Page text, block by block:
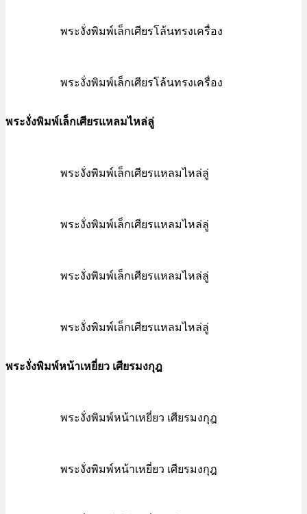
พระงั่งพิมพ์เล็กเศียรโล้นทรงเครื่อง
พระงั่งพิมพ์เล็กเศียรโล้นทรงเครื่อง
พระงั่งพิมพ์เล็กเศียรแหลมไหล่ลู่
พระงั่งพิมพ์เล็กเศียรแหลมไหล่ลู่
พระงั่งพิมพ์เล็กเศียรแหลมไหล่ลู่
พระงั่งพิมพ์เล็กเศียรแหลมไหล่ลู่
พระงั่งพิมพ์เล็กเศียรแหลมไหล่ลู่
พระงั่งพิมพ์หน้าเหยี่ยว เศียรมงกุฎ
พระงั่งพิมพ์หน้าเหยี่ยว เศียรมงกุฎ
พระงั่งพิมพ์หน้าเหยี่ยว เศียรมงกุฎ